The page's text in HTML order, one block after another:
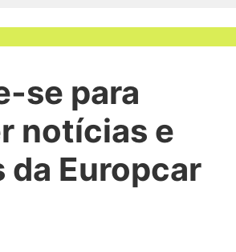
se para
notícias e
da Europcar